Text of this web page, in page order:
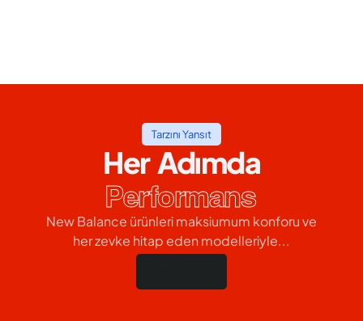
Tarzını Yansıt
Her Adımda
Performans
New Balance ürünleri maksiumum konforu ve
her zevke hitap eden modelleriyle...